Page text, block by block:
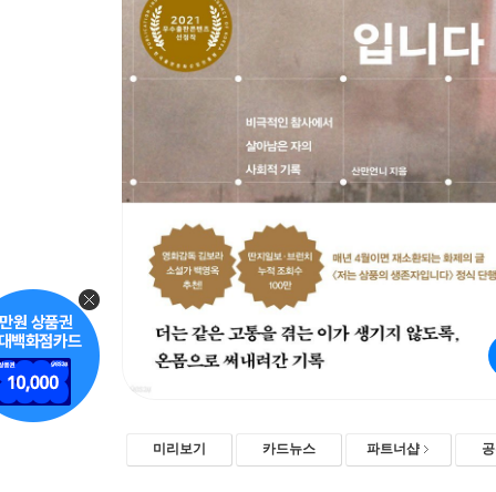
미리보기 카드뉴스 파트너샵